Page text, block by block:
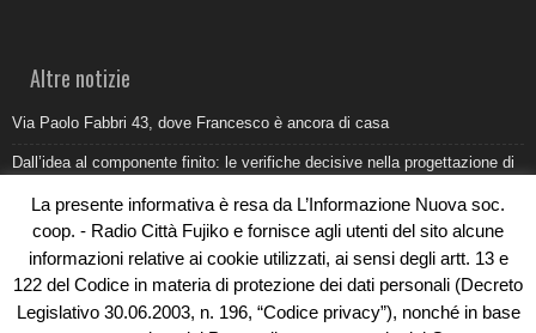
Altre notizie
Via Paolo Fabbri 43, dove Francesco è ancora di casa
Dall’idea al componente finito: le verifiche decisive nella progettazione di
Belvedere Marittimo e il report ARPACAL 2026 sulla qualità del mare
Come organizzare e allestire una camera ardente per l’ultimo saluto
Umidità di risalita in casa, come riconoscere i segnali veri
La presente informativa è resa da L’Informazione Nuova soc.
coop. - Radio Città Fujiko e fornisce agli utenti del sito alcune
informazioni relative ai cookie utilizzati, ai sensi degli artt. 13 e
122 del Codice in materia di protezione dei dati personali (Decreto
Legislativo 30.06.2003, n. 196, “Codice privacy”), nonché in base